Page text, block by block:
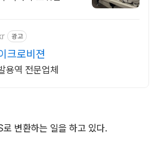
광고
크로비젼
용역 전문업체
변환하는 일을 하고 있다.